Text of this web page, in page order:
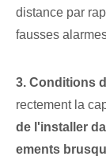
distance par
fausses
3. Conditions
rectement la
de l'installer
ements